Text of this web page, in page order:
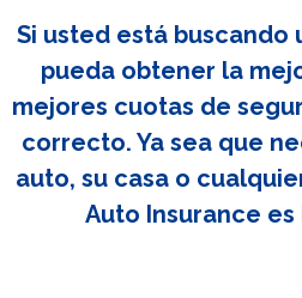
Si usted está buscando
pueda obtener la
mejores cuotas de
correcto. Ya sea que
auto, su casa o
Auto Insurance